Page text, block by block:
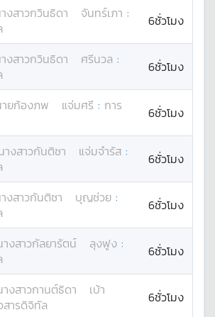
งสาวกวินธิดา จันทร์เภา :
6ชั่วโมง
งสาวกวินธิดา ศรีนวล :
6ชั่วโมง
ยก้องภพ แจ่มศรี : การ
6ชั่วโมง
างสาวกันติชา แจ่มจำรัส :
6ชั่วโมง
งสาวกันติชา บุญช่วย :
6ชั่วโมง
างสาวกัลยารัตน์ ลุงฟูง :
6ชั่วโมง
างสาวกานต์ธิดา
เบ้า
สารดิจิทัล 6ชั่วโมง